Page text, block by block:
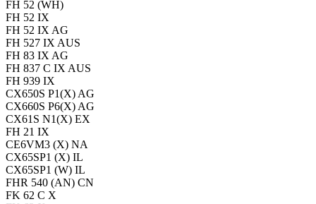
FH 52 (WH)
FH 52 IX
FH 52 IX AG
FH 527 IX AUS
FH 83 IX AG
FH 837 C IX AUS
FH 939 IX
CX650S P1(X) AG
CX660S P6(X) AG
CX61S N1(X) EX
FH 21 IX
CE6VM3 (X) NA
CX65SP1 (X) IL
CX65SP1 (W) IL
FHR 540 (AN) CN
FK 62 C X